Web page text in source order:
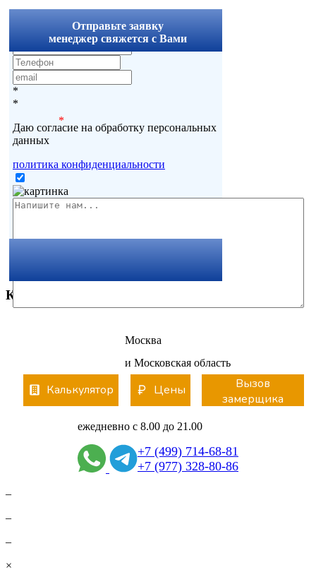
Отправьте заявку
менеджер свяжется с Вами
*
*
*
Даю согласие на обработку персональных
данных
политика конфиденциальности
Комментарии
Москва
и Московская область
Калькулятор Цены
Вызов
замерщика
ежедневно с 8.00 до 21.00
+7 (499) 714-68-81
+7 (977) 328-80-86
–
–
–
×